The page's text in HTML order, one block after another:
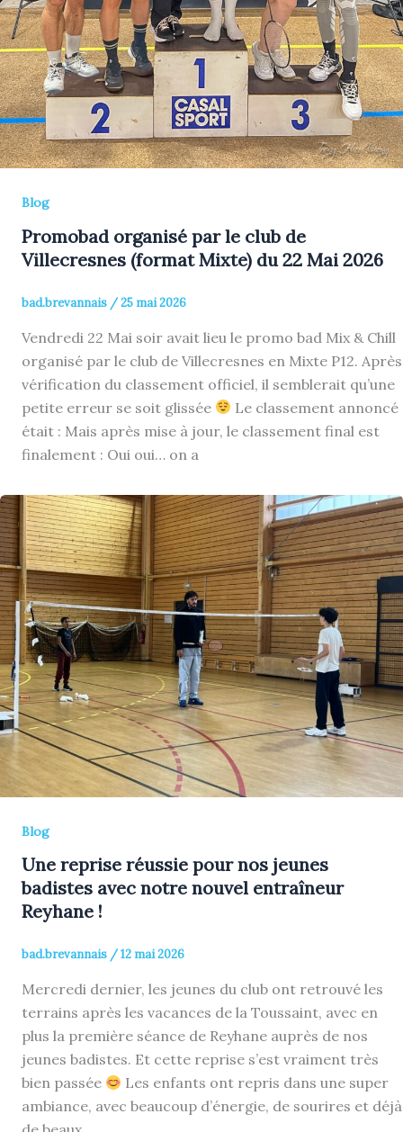
Blog
Promobad organisé par le club de
Villecresnes (format Mixte) du 22 Mai 2026
bad.brevannais /25 mai 2026
Vendredi 22 Mai soir avait lieu le promo bad Mix & Chill
organisé par le club de Villecresnes en Mixte P12. Après
vérification du classement officiel, il semblerait qu’une
petite erreur se soit glissée
Le classement annoncé
était : Mais après mise à jour, le classement final est
finalement : Oui oui… on a
Blog
Une reprise réussie pour nos jeunes
badistes avec notre nouvel entraîneur
Reyhane !
bad.brevannais /12 mai 2026
Mercredi dernier, les jeunes du club ont retrouvé les
terrains après les vacances de la Toussaint, avec en
plus la première séance de Reyhane auprès de nos
jeunes badistes. Et cette reprise s’est vraiment très
bien passée
Les enfants ont repris dans une super
ambiance, avec beaucoup d’énergie, de sourires et déjà